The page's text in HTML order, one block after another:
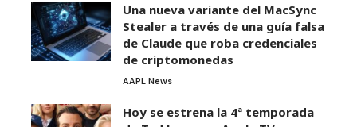
Una nueva variante del MacSync
Stealer a través de una guía falsa
de Claude que roba credenciales
de criptomonedas
AAPL News
Hoy se estrena la 4ª temporada